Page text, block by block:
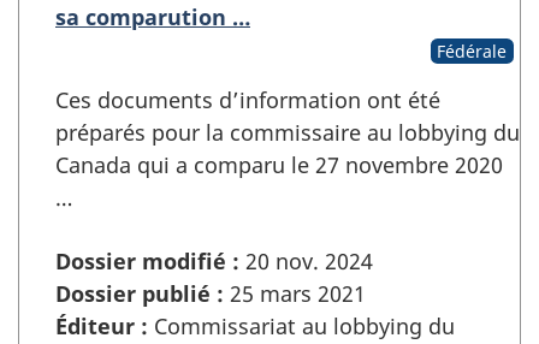
sa comparution …
Fédérale
Ces documents d’information ont été
préparés pour la commissaire au lobbying du
Canada qui a comparu le 27 novembre 2020
…
Dossier modifié : 20 nov. 2024
Dossier publié : 25 mars 2021
Éditeur : Commissariat au lobbying du